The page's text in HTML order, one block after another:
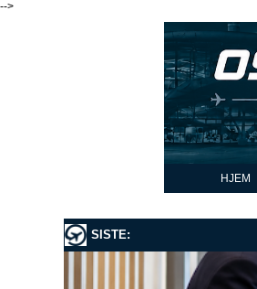
-->
HJEM
SISTE: